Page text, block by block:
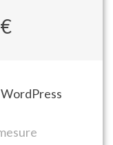
€
WordPress